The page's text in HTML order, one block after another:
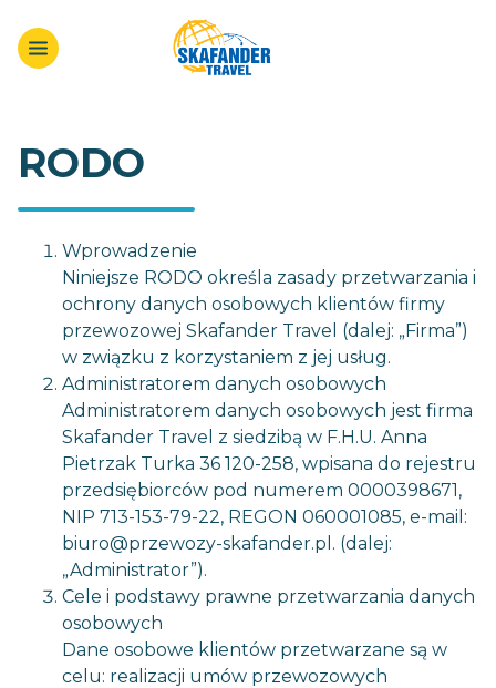
RODO
Wprowadzenie
Niniejsze RODO określa zasady przetwarzania i
ochrony danych osobowych klientów firmy
przewozowej Skafander Travel (dalej: „Firma”)
w związku z korzystaniem z jej usług.
Administratorem danych osobowych
Administratorem danych osobowych jest firma
Skafander Travel z siedzibą w F.H.U. Anna
Pietrzak Turka 36 120-258, wpisana do rejestru
przedsiębiorców pod numerem 0000398671,
NIP 713-153-79-22, REGON 060001085, e-mail:
biuro@przewozy-skafander.pl. (dalej:
„Administrator”).
Cele i podstawy prawne przetwarzania danych
osobowych
Dane osobowe klientów przetwarzane są w
celu: realizacji umów przewozowych